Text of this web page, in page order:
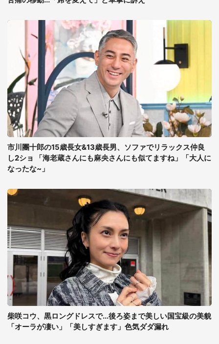
市川團十郎の15歳長女&13歳長男、ソファでリラックス仲良
し2ショ 「海老蔵さんにも麻央さんにも似てますね」「大人に
なったな~」
柴咲コウ、黒ロングドレスで...後ろ姿まで美しい国宝級の美貌
「オーラが凄い」「美しすぎます」色気ダダ漏れ